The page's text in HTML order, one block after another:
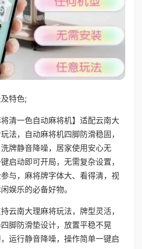
特色;
将清一色自动麻将机】适配云南大
法，自动麻将机四脚防滑稳固，
牌静音降噪，居家使用安心无
启动即可开局，无需复杂设置，
与，麻将牌字体大、看得清，视
娱乐的必备好物。
云南大理麻将玩法，牌型灵活，
脚防滑垫设计，放置平稳不晃
运行静音降噪，操作简单一键启